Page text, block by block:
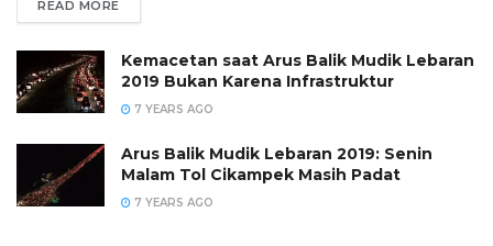
READ MORE
Kemacetan saat Arus Balik Mudik Lebaran
2019 Bukan Karena Infrastruktur
7 YEARS AGO
Arus Balik Mudik Lebaran 2019: Senin
Malam Tol Cikampek Masih Padat
7 YEARS AGO